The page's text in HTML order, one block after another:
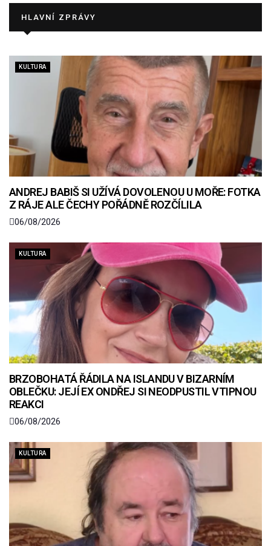
HLAVNÍ ZPRÁVY
KULTURA
ANDREJ BABIŠ SI UŽÍVÁ DOVOLENOU U MOŘE: FOTKA
Z RÁJE ALE ČECHY POŘÁDNĚ ROZČÍLILA
06/08/2026
KULTURA
BRZOBOHATÁ ŘÁDILA NA ISLANDU V BIZARNÍM
OBLEČKU: JEJÍ EX ONDŘEJ SI NEODPUSTIL VTIPNOU
REAKCI
06/08/2026
KULTURA